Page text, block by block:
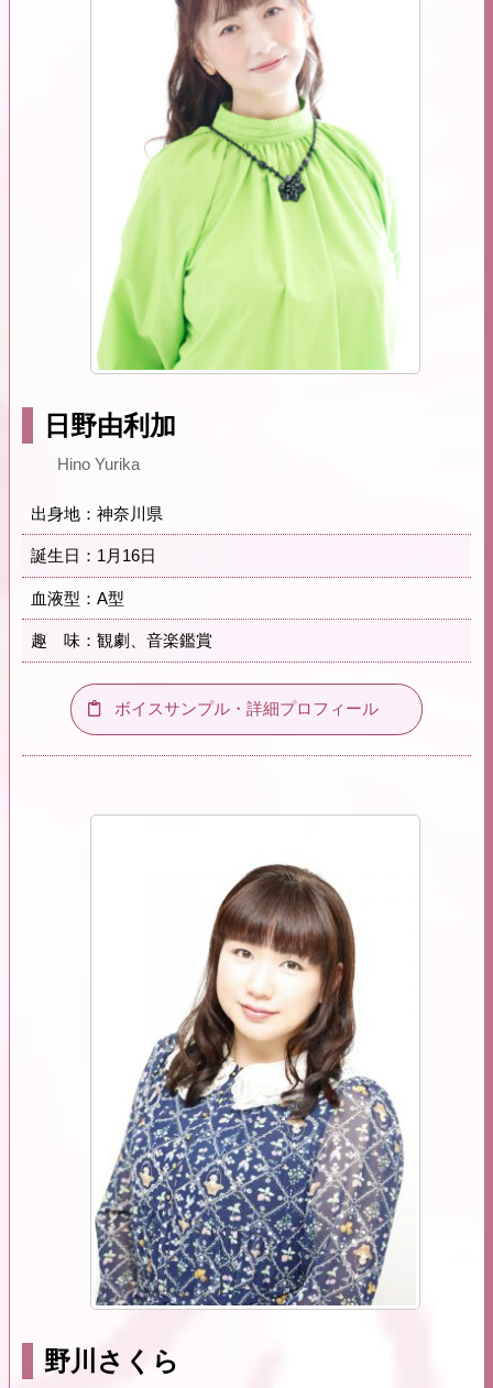
日野由利加
Hino Yurika
出身地：神奈川県
誕生日：1月16日
血液型：A型
趣 味：観劇、音楽鑑賞
ボイスサンプル・詳細プロフィール
野川さくら